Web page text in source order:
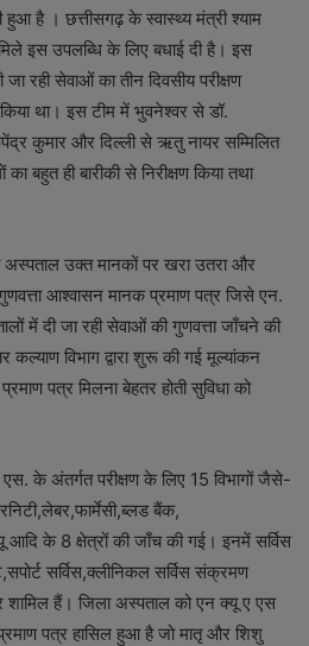
है । छत्तीसगढ़ के स्वास्थ्य मंत्री श्याम
इस उपलब्धि के लिए बधाई दी है। इस
रही सेवाओं का तीन दिवसीय परीक्षण
था। इस टीम में भुवनेश्वर से डॉ.
कुमार और दिल्ली से ऋतु नायर सम्मिलित
बहुत ही बारीकी से निरीक्षण किया तथा
अस्पताल उक्त मानकों पर खरा उतरा और
आश्वासन मानक प्रमाण पत्र जिसे एन.
में दी जा रही सेवाओं की गुणवत्ता जाँचने की
कल्याण विभाग द्वारा शुरू की गई मूल्यांकन
पत्र मिलना बेहतर होती सुविधा को
के अंतर्गत परीक्षण के लिए 15 विभागों जैसे-
बैंक,
के 8 क्षेत्रों की जाँच की गई। इनमें सर्विस
सर्विस,क्लीनिकल सर्विस संक्रमण
हैं। जिला अस्पताल को एन क्यू ए एस
पत्र हासिल हुआ है जो मातृ और शिशु